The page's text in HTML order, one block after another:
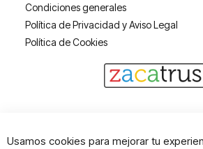
Condiciones generales
Política de Privacidad y Aviso Legal
Política de Cookies
Usamos cookies para mejorar tu